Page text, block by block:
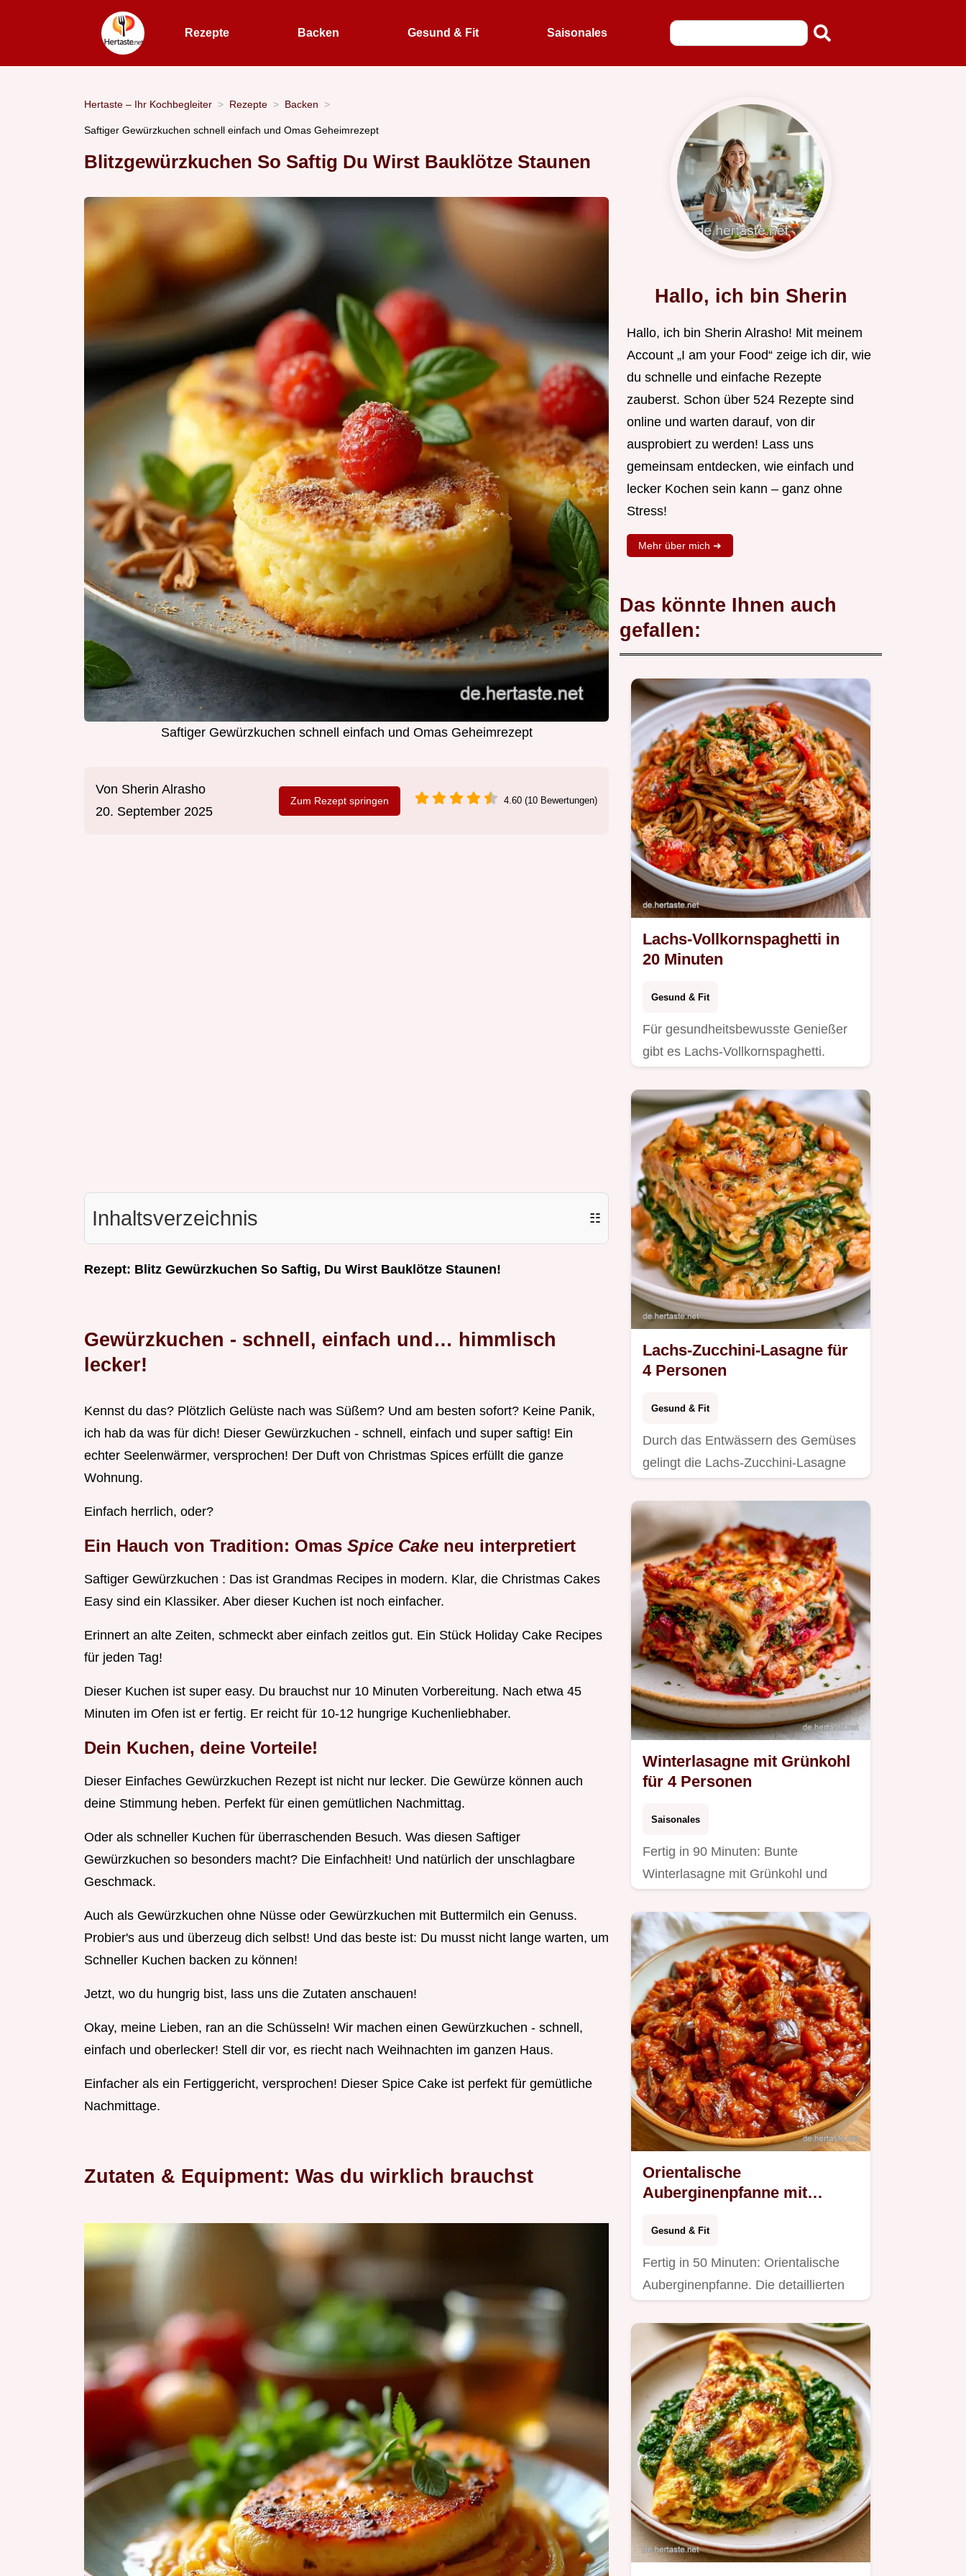
Rezepte Backen Gesund & Fit Saisonales
Hertaste – Ihr Kochbegleiter Rezepte Backen
Saftiger Gewürzkuchen schnell einfach und Omas Geheimrezept
Blitzgewürzkuchen So Saftig Du Wirst Bauklötze Staunen
Saftiger Gewürzkuchen schnell einfach und Omas Geheimrezept
Von Sherin Alrasho
20. September 2025
Zum Rezept springen 4.60 (10 Bewertungen)
Inhaltsverzeichnis ☷
Rezept: Blitz Gewürzkuchen So Saftig, Du Wirst Bauklötze Staunen!
Gewürzkuchen - schnell, einfach und… himmlisch
lecker!
Kennst du das? Plötzlich Gelüste nach was Süßem? Und am besten sofort? Keine Panik,
ich hab da was für dich! Dieser Gewürzkuchen - schnell, einfach und super saftig! Ein
echter Seelenwärmer, versprochen! Der Duft von Christmas Spices erfüllt die ganze
Wohnung.
Einfach herrlich, oder?
Ein Hauch von Tradition: Omas Spice Cake neu interpretiert
Saftiger Gewürzkuchen : Das ist Grandmas Recipes in modern. Klar, die Christmas Cakes
Easy sind ein Klassiker. Aber dieser Kuchen ist noch einfacher.
Erinnert an alte Zeiten, schmeckt aber einfach zeitlos gut. Ein Stück Holiday Cake Recipes
für jeden Tag!
Dieser Kuchen ist super easy. Du brauchst nur 10 Minuten Vorbereitung. Nach etwa 45
Minuten im Ofen ist er fertig. Er reicht für 10-12 hungrige Kuchenliebhaber.
Dein Kuchen, deine Vorteile!
Dieser Einfaches Gewürzkuchen Rezept ist nicht nur lecker. Die Gewürze können auch
deine Stimmung heben. Perfekt für einen gemütlichen Nachmittag.
Oder als schneller Kuchen für überraschenden Besuch. Was diesen Saftiger
Gewürzkuchen so besonders macht? Die Einfachheit! Und natürlich der unschlagbare
Geschmack.
Auch als Gewürzkuchen ohne Nüsse oder Gewürzkuchen mit Buttermilch ein Genuss.
Probier's aus und überzeug dich selbst! Und das beste ist: Du musst nicht lange warten, um
Schneller Kuchen backen zu können!
Jetzt, wo du hungrig bist, lass uns die Zutaten anschauen!
Okay, meine Lieben, ran an die Schüsseln! Wir machen einen Gewürzkuchen - schnell,
einfach und oberlecker! Stell dir vor, es riecht nach Weihnachten im ganzen Haus.
Einfacher als ein Fertiggericht, versprochen! Dieser Spice Cake ist perfekt für gemütliche
Nachmittage.
Zutaten & Equipment: Was du wirklich brauchst
Hallo, ich bin Sherin
Hallo, ich bin Sherin Alrasho! Mit meinem
Account „I am your Food“ zeige ich dir, wie
du schnelle und einfache Rezepte
zauberst. Schon über 524 Rezepte sind
online und warten darauf, von dir
ausprobiert zu werden! Lass uns
gemeinsam entdecken, wie einfach und
lecker Kochen sein kann – ganz ohne
Stress!
Mehr über mich ➜
Das könnte Ihnen auch
gefallen:
Lachs-Vollkornspaghetti in
20 Minuten
Gesund & Fit
Für gesundheitsbewusste Genießer
gibt es Lachs-Vollkornspaghetti.
Lachs-Zucchini-Lasagne für
4 Personen
Gesund & Fit
Durch das Entwässern des Gemüses
gelingt die Lachs-Zucchini-Lasagne
Winterlasagne mit Grünkohl
für 4 Personen
Saisonales
Fertig in 90 Minuten: Bunte
Winterlasagne mit Grünkohl und
Orientalische
Auberginenpfanne mit
Gesund & Fit
Fertig in 50 Minuten: Orientalische
Auberginenpfanne. Die detaillierten